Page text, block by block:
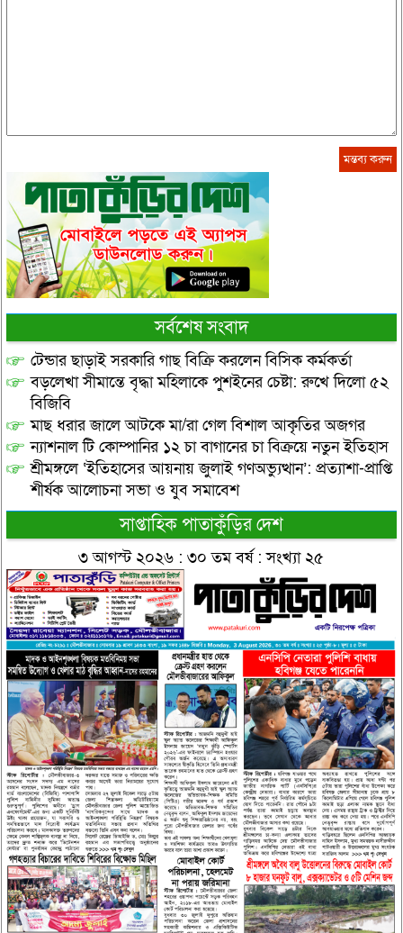
সর্বশেষ সংবাদ
টেন্ডার ছাড়াই সরকারি গাছ বিক্রি করলেন বিসিক কর্মকর্তা
বড়লেখা সীমান্তে বৃদ্ধা মহিলাকে পুশইনের চেষ্টা: রুখে দিলো ৫২
বিজিবি
মাছ ধরার জালে আটকে মা/রা গেল বিশাল আকৃতির অজগর
ন্যাশনাল টি কোম্পানির ১২ চা বাগানের চা বিক্রয়ে নতুন ইতিহাস
শ্রীমঙ্গলে ‘ইতিহাসের আয়নায় জুলাই গণঅভ্যুত্থান’: প্রত্যাশা-প্রাপ্তি
শীর্ষক আলোচনা সভা ও যুব সমাবেশ
সাপ্তাহিক পাতাকুঁড়ির দেশ
৩ আগস্ট ২০২৬ : ৩০ তম বর্ষ : সংখ্যা ২৫